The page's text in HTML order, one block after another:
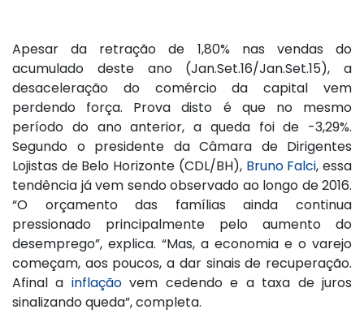
Apesar da retração de 1,80% nas vendas do
acumulado deste ano (Jan.Set.16/Jan.Set.15), a
desaceleração do comércio da capital vem
perdendo força. Prova disto é que no mesmo
período do ano anterior, a queda foi de -3,29%.
Segundo o presidente da Câmara de Dirigentes
Lojistas de Belo Horizonte (CDL/BH), Bruno Falci, essa
tendência já vem sendo observado ao longo de 2016.
“O orçamento das famílias ainda continua
pressionado principalmente pelo aumento do
desemprego”, explica. “Mas, a economia e o varejo
começam, aos poucos, a dar sinais de recuperação.
Afinal a inflaçãovem cedendo e a taxa de juros
sinalizando queda”, completa.